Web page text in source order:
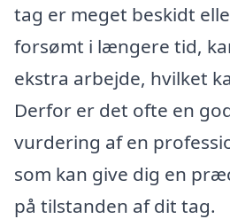
tag er meget beskidt
forsømt i længere tid,
ekstra arbejde, hvilket
Derfor er det ofte en
vurdering af en
som kan give dig en
på tilstanden af dit tag.